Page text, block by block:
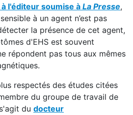
l'éditeur soumise à La Presse,
à un agent n’est pas
la présence de cet agent,
d'EHS est souvent
répondent pas tous aux mêmes
respectés des études citées
du groupe de travail de
du docteur